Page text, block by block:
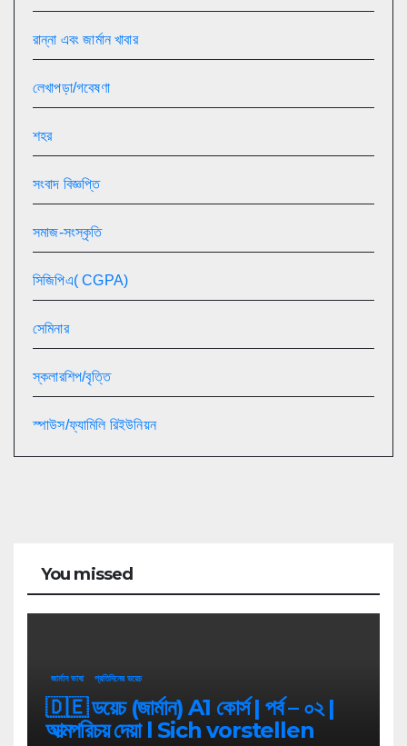
রান্না এবং জার্মান খাবার
লেখাপড়া/গবেষণা
শহর
সংবাদ বিজ্ঞপ্তি
সমাজ-সংস্কৃতি
সিজিপিএ( CGPA)
সেমিনার
স্কলারশিপ/বৃত্তি
স্পাউস/ফ্যামিলি রিইউনিয়ন
You missed
জার্মান ভাষা প্রতিদিনের ডয়েচ
🇩🇪 ডয়েচ (জার্মান) A1 কোর্স | পর্ব – ০২ |
আত্মপরিচয় দেয়া l Sich vorstellen